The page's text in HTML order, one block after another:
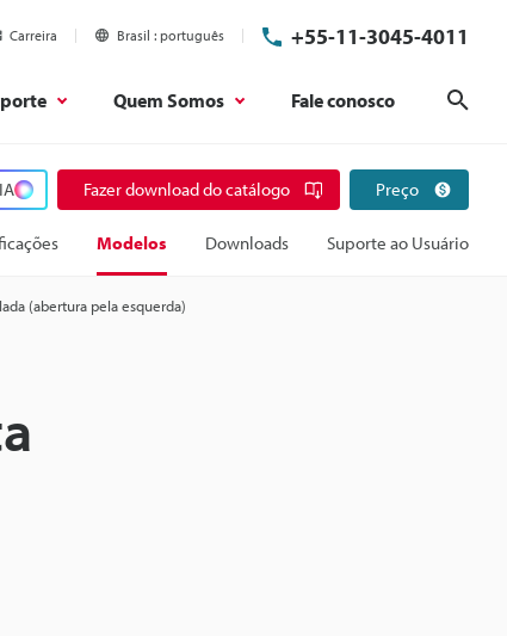
Carreira Brasil português +55-11-3045-4011
Quem Somos Fale conosco
Fazer download do catálogo Preço
Modelos Downloads Suporte ao Usuário
(abertura pela esquerda)